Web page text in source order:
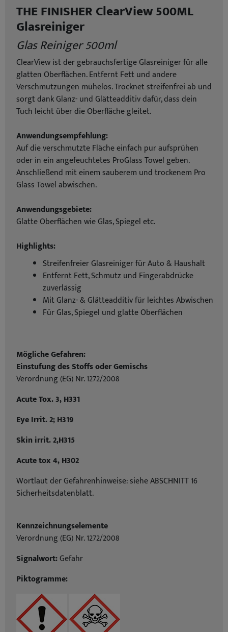
THE FINISHER ClearView 500ML
Glasreiniger
Glas Reiniger 500ml
ClearView ist der gebrauchsfertige Glasreiniger für alle
glatten Oberflächen. Entfernt Fett und andere
Verschmutzungen mühelos. Trocknet streifenfrei ab und
sorgt dank Glanz- und Glätteadditiv dafür, dass dein
Tuch leicht über die Oberfläche gleitet.
Anwendungsempfehlung:
Auf die verschmutzte Fläche einfach pur aufsprühen
oder in ein angefeuchtetes ProGlass Towel geben.
Anschließend mit einem sauberem und trockenem Pro
Glass Towel abwischen.
Anwendungsgebiete:
Glatte Oberflächen wie Glas, Spiegel etc.
Highlights:
Streifenfreier Glasreiniger für Auto & Haushalt
Entfernt Fett, Schmutz und Fingerabdrücke
zuverlässig
Mit Glanz- & Glätteadditiv für leichtes Abwischen
Für Glas, Spiegel und glatte Oberflächen
Mögliche Gefahren:
Einstufung des Stoffs oder Gemischs
Verordnung (EG) Nr. 1272/2008
Acute Tox. 3, H331
Eye Irrit. 2; H319
Skin irrit. 2,H315
Acute tox 4, H302
Wortlaut der Gefahrenhinweise: siehe ABSCHNITT 16
Sicherheitsdatenblatt.
Kennzeichnungselemente
Verordnung (EG) Nr. 1272/2008
Signalwort:Gefahr
Piktogramme: